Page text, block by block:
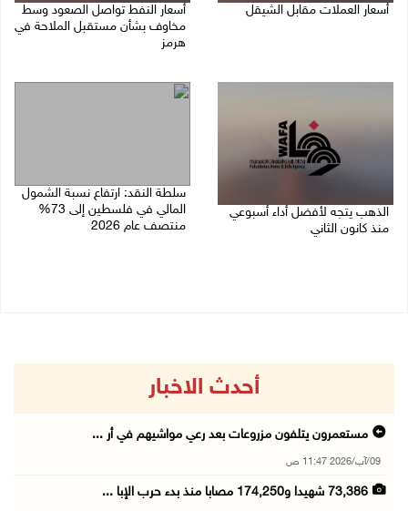
أسعار العملات مقابل الشيقل
أسعار النفط تواصل الصعود وسط
مخاوف بشأن مستقبل الملاحة في
هرمز
الذهب يتجه لأفضل أداء أسبوعي
منذ كانون الثاني
سلطة النقد: ارتفاع نسبة الشمول
المالي في فلسطين إلى 73%
منتصف عام 2026
أحدث الاخبار
مستعمرون يتلفون مزروعات بعد رعي مواشيهم في أر ...
09/آب/2026 11:47 ص
73,386 شهيدا و174,250 مصابا منذ بدء حرب الإبا ...